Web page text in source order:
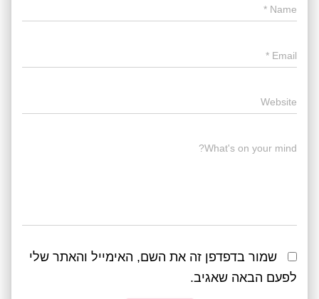
Name
*
Email
*
Website
What's on your mind?
שמור בדפדפן זה את השם, האימייל והאתר שלי
לפעם הבאה שאגיב.